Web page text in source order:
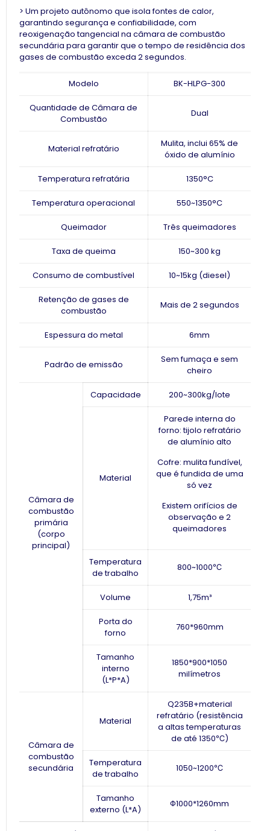
> Um projeto autônomo que isola fontes de calor,
garantindo segurança e confiabilidade, com
reoxigenação tangencial na câmara de combustão
secundária para garantir que o tempo de residência dos
gases de combustão exceda 2 segundos.
Modelo BK-HLPG-300
Quantidade de Câmara de
Combustão
Dual
Material refratário
Mulita, inclui 65% de
óxido de alumínio
Temperatura refratária 1350°C
Temperatura operacional 550~1350°C
Queimador Três queimadores
Taxa de queima 150~300 kg
Consumo de combustível 10~15kg (diesel)
Retenção de gases de
combustão
Mais de 2 segundos
Espessura do metal 6mm
Padrão de emissão
Sem fumaça e sem
cheiro
Câmara de
combustão
primária
(corpo
principal)
Capacidade 200~300kg/lote
Material
Parede interna do
forno: tijolo refratário
de alumínio alto
Cofre: mulita fundível,
que é fundida de uma
só vez
Existem orifícios de
observação e 2
queimadores
Temperatura
de trabalho
800~1000℃
Volume 1,75m³
Porta do
forno
760*960mm
Tamanho
interno
(L*P*A)
1850*900*1050
milímetros
Câmara de
combustão
secundária
Material
Q235B+material
refratário (resistência
a altas temperaturas
de até 1350℃)
Temperatura
de trabalho
1050~1200℃
Tamanho
externo (L*A)
Φ1000*1260mm